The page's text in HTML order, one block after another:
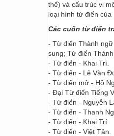
thể) và cấu trúc vi
loại hình từ điển của
Các cuốn từ điển
- Từ điển Thành
sung; Từ điển
- Từ điển - Khai Trí.
- Từ điển - Lê Văn
- Từ điển mở - Hồ
- Đại Từ điển Tiếng
- Từ điển - Nguyễn
- Từ điển - Thanh
- Từ điển - Khai Trí.
- Từ điển - Việt Tân.